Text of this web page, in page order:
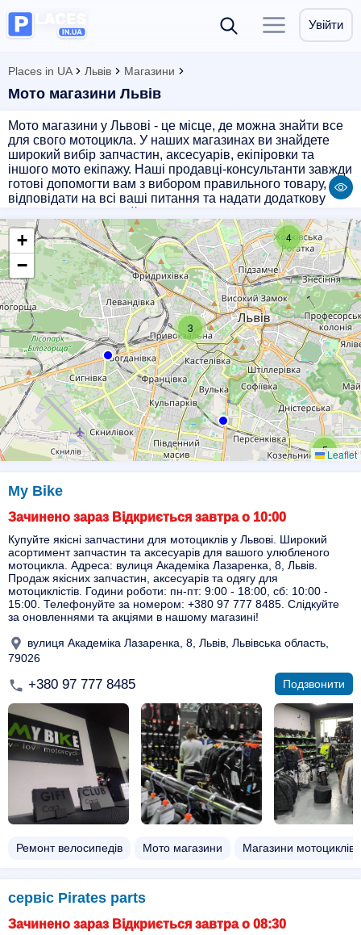
Увійти
Places in UA Львів Магазини
Мото магазини Львів
Мото магазини у Львові - це місце, де можна знайти все
для свого мотоцикла. У наших магазинах ви знайдете
широкий вибір запчастин, аксесуарів, екіпіровки та
іншого мото екіпажу. Наші продавці-консультанти завжди
готові допомогти вам з вибором правильного товару,
відповідати на всі ваші питання та надати додаткову
отримайте якісний товар за доступними цінами.
3
5
4
+
−
Leaflet
My Bike
Зачинено зараз Відкриється завтра о 10:00
Купуйте якісні запчастини для мотоциклів у Львові. Широкий
асортимент запчастин та аксесуарів для вашого улюбленого
мотоцикла. Адреса: вулиця Академіка Лазаренка, 8, Львів.
Продаж якісних запчастин, аксесуарів та одягу для
мотоциклістів. Години роботи: пн-пт: 9:00 - 18:00, сб: 10:00 -
15:00. Телефонуйте за номером: +380 97 777 8485. Слідкуйте
за оновленнями та акціями в нашому магазині!
вулиця Академіка Лазаренка, 8, Львів, Львівська область,
79026
+380 97 777 8485 Подзвонити
Ремонт велосипедів Мото магазини Магазини мотоциклів
сервіс Pirates parts
Зачинено зараз Відкриється завтра о 08:30